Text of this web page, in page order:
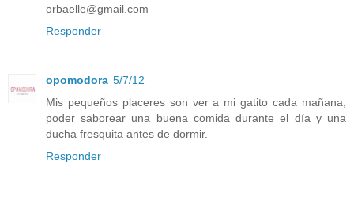
orbaelle@gmail.com
Responder
opomodora 5/7/12
Mis pequeños placeres son ver a mi gatito cada mañana,
poder saborear una buena comida durante el día y una
ducha fresquita antes de dormir.
Responder